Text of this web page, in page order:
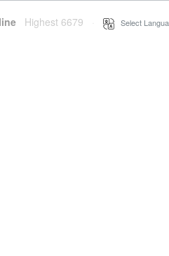
Highest 6679 Select